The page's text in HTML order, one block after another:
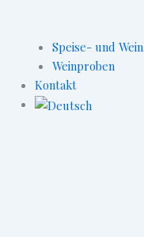
Speise- und
Weinproben
Kontakt